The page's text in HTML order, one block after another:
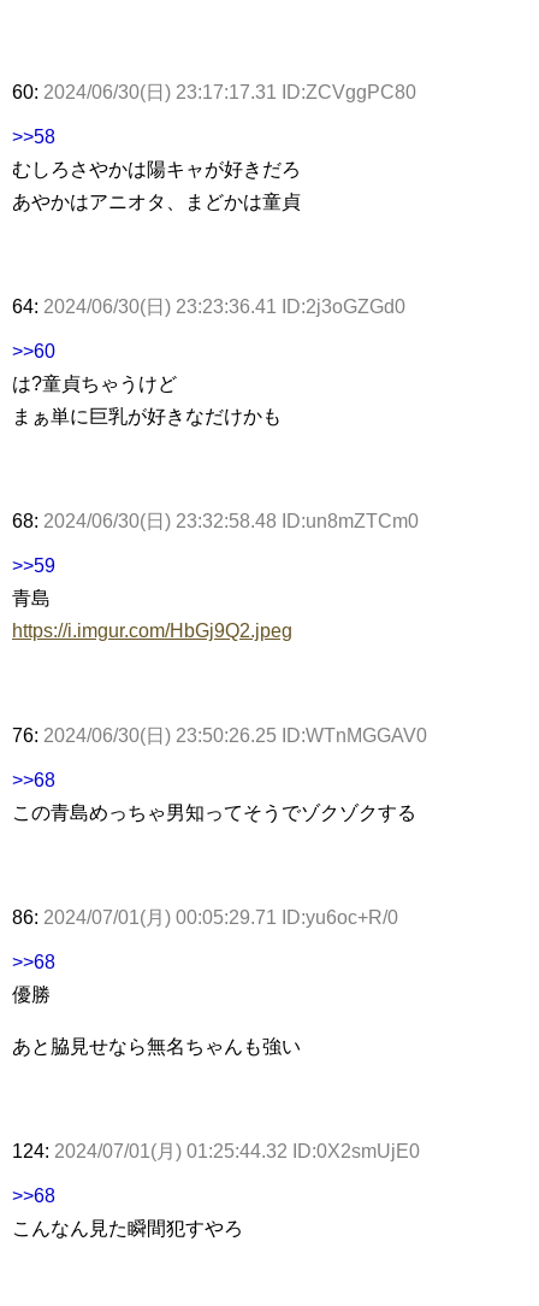
60: 2024/06/30(日) 23:17:17.31 ID:ZCVggPC80
>>58
むしろさやかは陽キャが好きだろ
あやかはアニオタ、まどかは童貞
64: 2024/06/30(日) 23:23:36.41 ID:2j3oGZGd0
>>60
は?童貞ちゃうけど
まぁ単に巨乳が好きなだけかも
68: 2024/06/30(日) 23:32:58.48 ID:un8mZTCm0
>>59
青島
https://i.imgur.com/HbGj9Q2.jpeg
76: 2024/06/30(日) 23:50:26.25 ID:WTnMGGAV0
>>68
この青島めっちゃ男知ってそうでゾクゾクする
86: 2024/07/01(月) 00:05:29.71 ID:yu6oc+R/0
>>68
優勝
あと脇見せなら無名ちゃんも強い
124: 2024/07/01(月) 01:25:44.32 ID:0X2smUjE0
>>68
こんなん見た瞬間犯すやろ